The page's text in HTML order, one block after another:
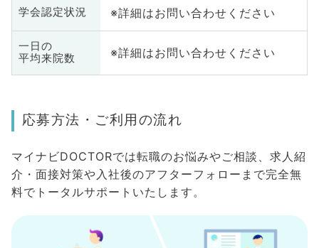
学会認定状況 ※詳細はお問い合わせください
一日の
平均来院数
※詳細はお問い合わせください
応募方法・ご利用の流れ
マイナビDOCTORでは転職のお悩みやご相談、求人紹
介・面接対策や入社後のアフターフォローまで完全無
料でトータルサポートいたします。